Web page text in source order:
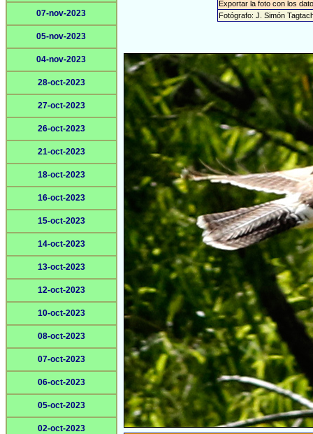
07-nov-2023
05-nov-2023
04-nov-2023
28-oct-2023
27-oct-2023
26-oct-2023
21-oct-2023
18-oct-2023
16-oct-2023
15-oct-2023
14-oct-2023
13-oct-2023
12-oct-2023
10-oct-2023
08-oct-2023
07-oct-2023
06-oct-2023
05-oct-2023
02-oct-2023
Exportar la foto con los
Fotógrafo: J. Simón